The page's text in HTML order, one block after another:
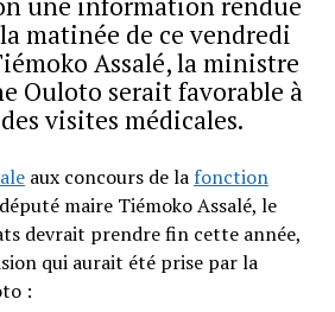
matinée de ce vendredi
Assalé, la ministre
Ouloto serait favorable à
visites médicales.
aux concours de la fonction
maire Tiémoko Assalé, le
devrait prendre fin cette année,
qui aurait été prise par la
: